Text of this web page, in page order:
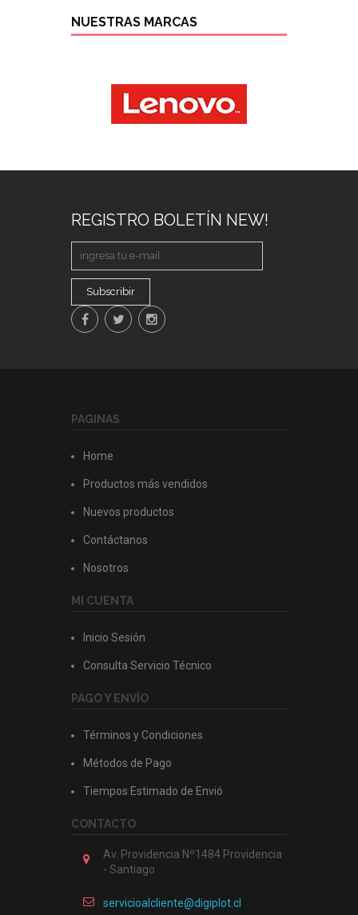
NUESTRAS MARCAS
REGISTRO BOLETÍN NEW!
Subscribir
PAGINAS
Home
Productos más vendidos
Nuevos productos
Contáctanos
Nosotros
MI CUENTA
Inicio Sesión
Consulta Servicio Técnico
PAGO Y ENVÍO
Términos y Condiciones
Métodos de Pago
Tiempos Estimado de Envió
CONTACTO
Av. Providencia Nº1484 Providencia
- Santiago
servicioalcliente@digiplot.cl